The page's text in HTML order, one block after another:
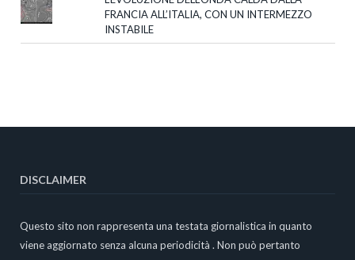
FRANCIA ALL’ITALIA, CON UN INTERMEZZO
INSTABILE
DISCLAIMER
Questo sito non rappresenta una testata giornalistica in quanto
viene aggiornato senza alcuna periodicità . Non può pertanto